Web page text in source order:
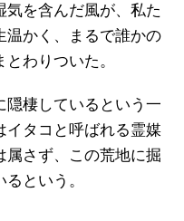
気を含んだ風が、私た
温かく、まるで誰かの
わりついた。
隠棲しているという一
イタコと呼ばれる霊媒
属さず、この荒地に掘
という。